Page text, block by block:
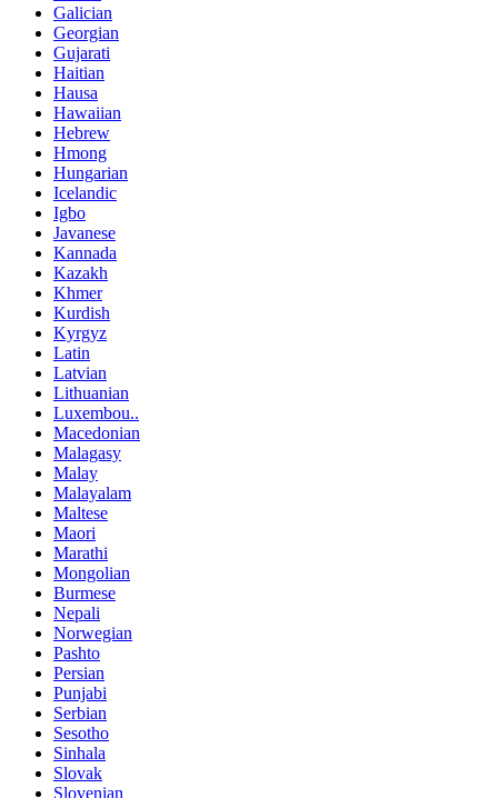
Galician
Georgian
Gujarati
Haitian
Hausa
Hawaiian
Hebrew
Hmong
Hungarian
Icelandic
Igbo
Javanese
Kannada
Kazakh
Khmer
Kurdish
Kyrgyz
Latin
Latvian
Lithuanian
Luxembou..
Macedonian
Malagasy
Malay
Malayalam
Maltese
Maori
Marathi
Mongolian
Burmese
Nepali
Norwegian
Pashto
Persian
Punjabi
Serbian
Sesotho
Sinhala
Slovak
Slovenian